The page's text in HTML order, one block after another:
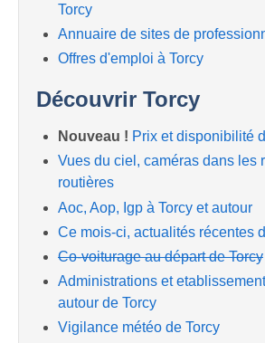
Torcy
Annuaire de sites de
Offres d'emploi à Torcy
Découvrir Torcy
Nouveau ! Prix et disponibilité
Vues du ciel, caméras dans les
routières
Aoc, Aop, Igp à Torcy et autour
Ce mois-ci, actualités récentes
Co-voiturage au départ de Torcy
Administrations et
autour de Torcy
Vigilance météo de Torcy